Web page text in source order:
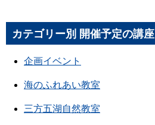
カテゴリー別 開催予定の講座
企画イベント
海のふれあい教室
三方五湖自然教室